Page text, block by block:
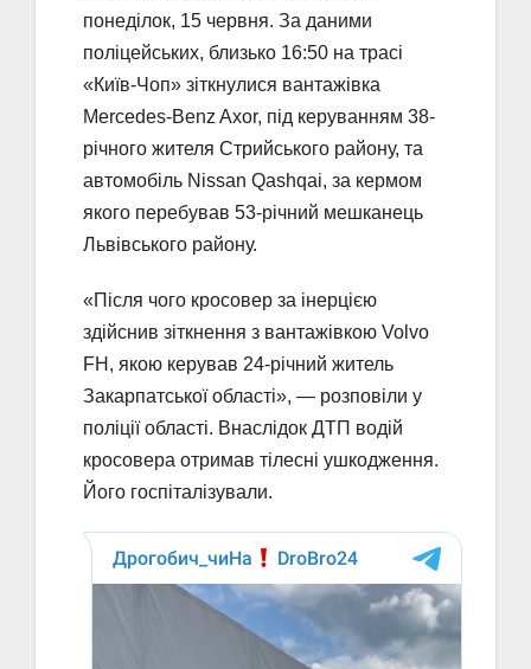
понеділок, 15 червня. За даними
поліцейських, близько 16:50 на трасі
«Київ-Чоп» зіткнулися вантажівка
Mercedes-Benz Axor, під керуванням 38-
річного жителя Стрийського району, та
автомобіль Nissan Qashqai, за кермом
якого перебував 53-річний мешканець
Львівського району.
«Після чого кросовер за інерцією
здійснив зіткнення з вантажівкою Volvo
FH, якою керував 24-річний житель
Закарпатської області», — розповіли у
поліції області. Внаслідок ДТП водій
кросовера отримав тілесні ушкодження.
Його госпіталізували.